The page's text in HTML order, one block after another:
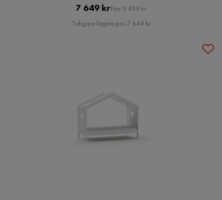
Pris
7 649 krOriginal
Pris
Förr 9 499 kr
Tidigare lägsta pris 7 649 kr